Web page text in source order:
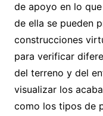
de apoyo en lo
de ella se pueden
construcciones
para verificar
del terreno y del
visualizar los
como los tipos de